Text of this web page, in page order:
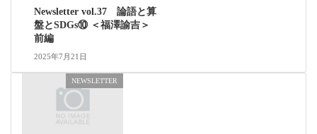
Newsletter vol.37 論語と算
盤とSDGs⑩ ＜福澤諭吉＞
前編
2025年7月21日
NEWSLETTER